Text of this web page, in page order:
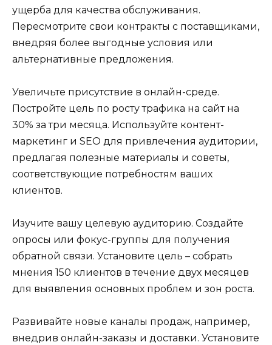
ущерба для качества обслуживания.
Пересмотрите свои контракты с поставщиками,
внедряя более выгодные условия или
альтернативные предложения.
Увеличьте присутствие в онлайн-среде.
Постройте цель по росту трафика на сайт на
30% за три месяца. Используйте контент-
маркетинг и SEO для привлечения аудитории,
предлагая полезные материалы и советы,
соответствующие потребностям ваших
клиентов.
Изучите вашу целевую аудиторию. Создайте
опросы или фокус-группы для получения
обратной связи. Установите цель – собрать
мнения 150 клиентов в течение двух месяцев
для выявления основных проблем и зон роста.
Развивайте новые каналы продаж, например,
внедрив онлайн-заказы и доставки. Установите